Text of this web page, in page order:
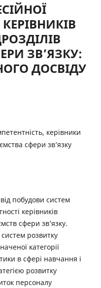
ЗВ’ЯЗКУ:
ДОСВІДУ
керівники
сфери зв’язку
побудови систем
керівників
сфери зв’язку.
розвитку
категорії
в сфері навчання і
розвитку
персоналу